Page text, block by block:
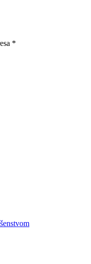
*